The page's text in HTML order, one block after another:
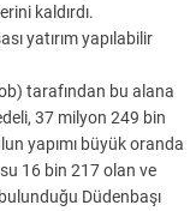
kaldırdı.
yatırım yapılabilir
tarafından bu alana
37 milyon 249 bin
yapımı büyük oranda
16 bin 217 olan ve
Düdenbaşı